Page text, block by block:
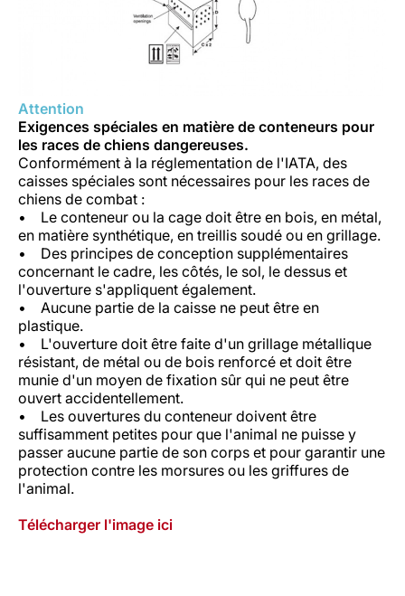
Attention
Exigences spéciales en matière de conteneurs pour
les races de chiens dangereuses.
Conformément à la réglementation de l'IATA, des
caisses spéciales sont nécessaires pour les races de
chiens de combat :
• Le conteneur ou la cage doit être en bois, en métal,
en matière synthétique, en treillis soudé ou en grillage.
• Des principes de conception supplémentaires
concernant le cadre, les côtés, le sol, le dessus et
l'ouverture s'appliquent également.
• Aucune partie de la caisse ne peut être en
plastique.
• L'ouverture doit être faite d'un grillage métallique
résistant, de métal ou de bois renforcé et doit être
munie d'un moyen de fixation sûr qui ne peut être
ouvert accidentellement.
• Les ouvertures du conteneur doivent être
suffisamment petites pour que l'animal ne puisse y
passer aucune partie de son corps et pour garantir une
protection contre les morsures ou les griffures de
l'animal.
Télécharger l'image ici